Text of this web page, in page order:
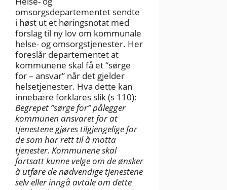
omsorgsdepartementet sendte
i høst ut et høringsnotat med
forslag til ny lov om kommunale
helse- og omsorgstjenester. Her
foreslår departementet at
kommunene skal få et “sørge
for – ansvar” når det gjelder
helsetjenester. Hva dette kan
innebære forklares slik (s 110):
Begrepet ”sørge for” pålegger
kommunen ansvaret for at
tjenestene gjøres tilgjengelige for
de som har rett til å motta
tjenester. Kommunene skal
fortsatt kunne velge om de ønsker
å utføre de nødvendige tjenestene
selv eller inngå avtale om dette